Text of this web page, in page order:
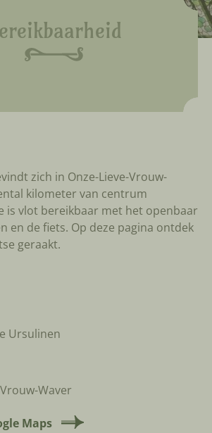
zich in Onze-Lieve-Vrouw-
kilometer van centrum
is vlot bereikbaar met het openbaar
en de fiets. Op deze pagina ontdek
geraakt.
Ursulinen
Waver
Maps